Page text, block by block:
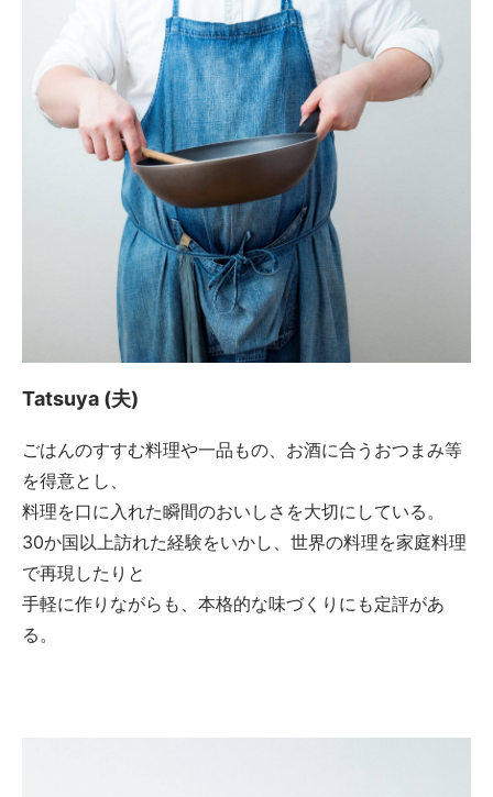
Tatsuya (夫)
ごはんのすすむ料理や一品もの、お酒に合うおつまみ等
を得意とし、
料理を口に入れた瞬間のおいしさを大切にしている。
30か国以上訪れた経験をいかし、世界の料理を家庭料理
で再現したりと
手軽に作りながらも、本格的な味づくりにも定評があ
る。